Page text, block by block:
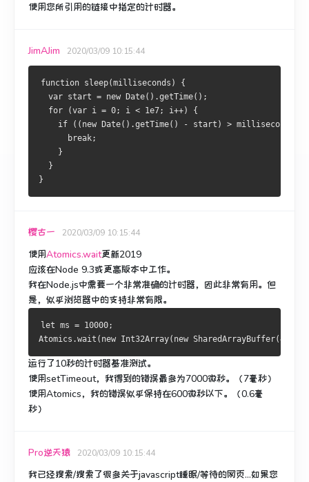
使用您所引用的链接中指定的计时器。
JimAJim 2020/03/09 10:15:44
function sleep(milliseconds) {
  var start = new Date().getTime();
  for (var i = 0; i < 1e7; i++) {
    if ((new Date().getTime() - start) > milliseconds){
      break;
    }
  }
}
樱古一 2020/03/09 10:15:44
使用Atomics.wait更新2019
应该在Node 9.3或更高版本中工作。
我在Node.js中需要一个非常准确的计时器，因此非常有用。 但
是，似乎浏览器中的支持非常有限。
let ms = 10000;
Atomics.wait(new Int32Array(new SharedArrayBuffer(4)),
运行了10秒的计时器基准测试。
使用setTimeout，我得到的错误最多为7000微秒。
（7毫秒）
使用Atomics，我的错误似乎保持在600微秒以下。
（0.6毫
秒）
Pro逆天猿 2020/03/09 10:15:44
我已经搜索/搜索了很多关于javascript睡眠/等待的网页...如果您